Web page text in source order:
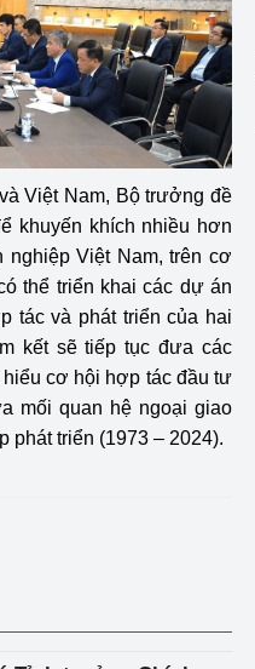
Việt Nam, Bộ trưởng đề
khuyến khích nhiều hơn
nghiệp Việt Nam, trên cơ
thể triển khai các dự án
tác và phát triển của hai
kết sẽ tiếp tục đưa các
cơ hội hợp tác đầu tư
mối quan hệ ngoại giao
phát triển (1973 – 2024).